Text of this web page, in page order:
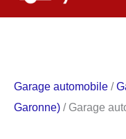
contenu
Garage automobile /
Garonne) / Garage